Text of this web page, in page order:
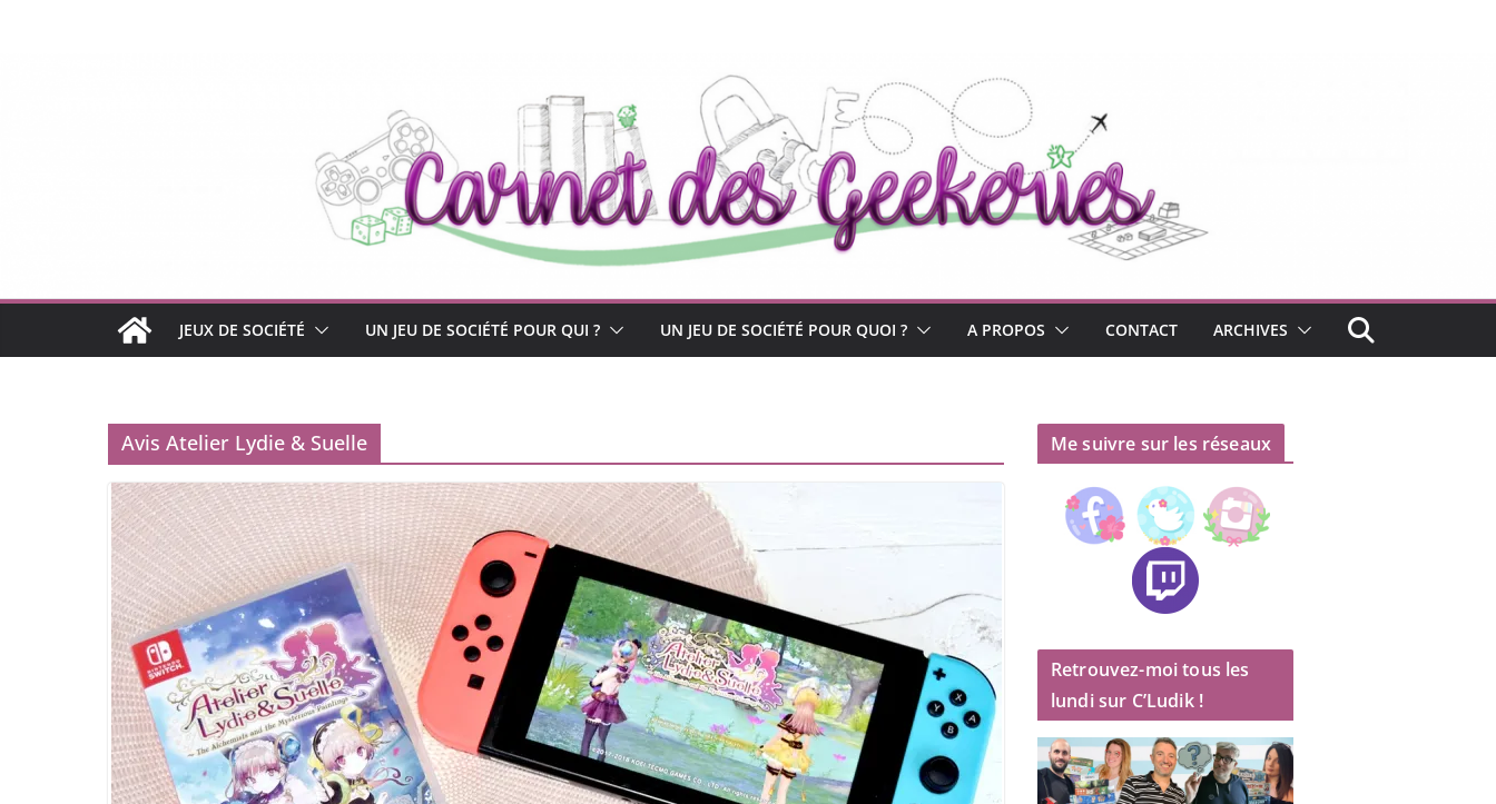
JEUX DE SOCIÉTÉ UN JEU DE SOCIÉTÉ POUR QUI ? UN JEU DE SOCIÉTÉ POUR QUOI ? A PROPOS CONTACT ARCHIVES
Avis Atelier Lydie & Suelle Me suivre sur les réseaux
Retrouvez-moi tous les
lundi sur C’Ludik !